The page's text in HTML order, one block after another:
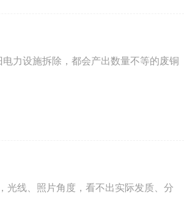
力设施拆除，都会产出数量不等的废铜
光线、照片角度，看不出实际发质、分